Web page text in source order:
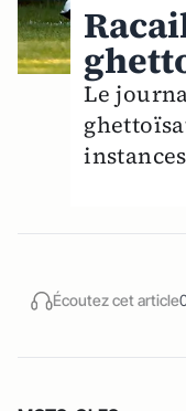
Le
Écoutez cet article